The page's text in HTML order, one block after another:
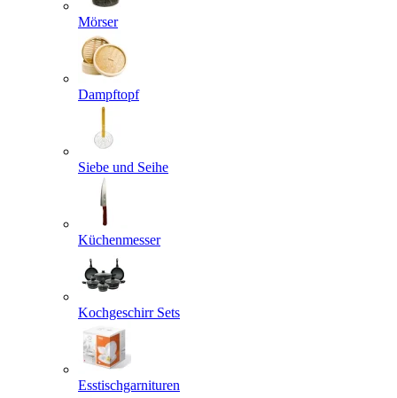
Mörser
Dampftopf
Siebe und Seihe
Küchenmesser
Kochgeschirr Sets
Esstischgarnituren